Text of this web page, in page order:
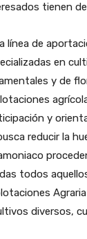
tienen
línea de
en
y de
y
reducir la
todos
diversos,